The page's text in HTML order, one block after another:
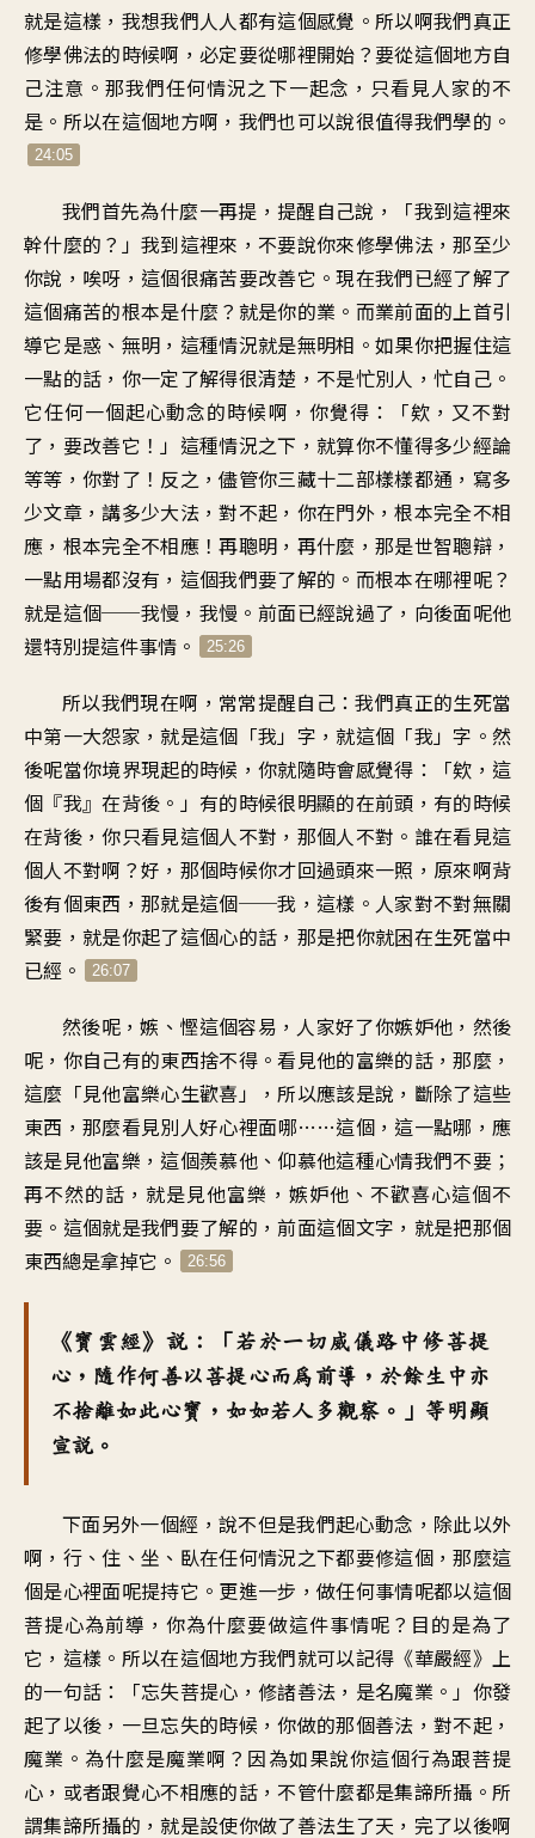
就是這樣，我想我們人人都有這個感覺。所以啊我們真正
修學佛法的時候啊，必定要從哪裡開始？要從這個地方自
己注意。那我們任何情況之下一起念，只看見人家的不
是。所以在這個地方啊，我們也可以說很值得我們學的。
24:05
我們首先為什麼一再提，提醒自己說，「我到這裡來
幹什麼的？」我到這裡來，不要說你來修學佛法，那至少
你說，唉呀，這個很痛苦要改善它。現在我們已經了解了
這個痛苦的根本是什麼？就是你的業。而業前面的上首引
導它是惑、無明，這種情況就是無明相。如果你把握住這
一點的話，你一定了解得很清楚，不是忙別人，忙自己。
它任何一個起心動念的時候啊，你覺得：「欸，又不對
了，要改善它！」這種情況之下，就算你不懂得多少經論
等等，你對了！反之，儘管你三藏十二部樣樣都通，寫多
少文章，講多少大法，對不起，你在門外，根本完全不相
應，根本完全不相應！再聰明，再什麼，那是世智聰辯，
一點用場都沒有，這個我們要了解的。而根本在哪裡呢？
就是這個──我慢，我慢。前面已經說過了，向後面呢他
還特別提這件事情。
25:26
所以我們現在啊，常常提醒自己：我們真正的生死當
中第一大怨家，就是這個「我」字，就這個「我」字。然
後呢當你境界現起的時候，你就隨時會感覺得：「欸，這
個『我』在背後。」有的時候很明顯的在前頭，有的時候
在背後，你只看見這個人不對，那個人不對。誰在看見這
個人不對啊？好，那個時候你才回過頭來一照，原來啊背
後有個東西，那就是這個──我，這樣。人家對不對無關
緊要，就是你起了這個心的話，那是把你就困在生死當中
已經。
26:07
然後呢，嫉、慳這個容易，人家好了你嫉妒他，然後
呢，你自己有的東西捨不得。看見他的富樂的話，那麼，
這麼「見他富樂心生歡喜」，所以應該是說，斷除了這些
東西，那麼看見別人好心裡面哪……這個，這一點哪，應
該是見他富樂，這個羨慕他、仰慕他這種心情我們不要；
再不然的話，就是見他富樂，嫉妒他、不歡喜心這個不
要。這個就是我們要了解的，前面這個文字，就是把那個
東西總是拿掉它。
26:56
《寶雲經》說：「若於一切威儀路中修菩提
心，隨作何善以菩提心而為前導，於餘生中亦
不捨離如此心寶，如如若人多觀察。」等明顯
宣說。
下面另外一個經，說不但是我們起心動念，除此以外
啊，行、住、坐、臥在任何情況之下都要修這個，那麼這
個是心裡面呢提持它。更進一步，做任何事情呢都以這個
菩提心為前導，你為什麼要做這件事情呢？目的是為了
它，這樣。所以在這個地方我們就可以記得《華嚴經》上
的一句話：「忘失菩提心，修諸善法，是名魔業。」你發
起了以後，一旦忘失的時候，你做的那個善法，對不起，
魔業。為什麼是魔業啊？因為如果說你這個行為跟菩提
心，或者跟覺心不相應的話，不管什麼都是集諦所攝。所
謂集諦所攝的，就是設使你做了善法生了天，完了以後啊